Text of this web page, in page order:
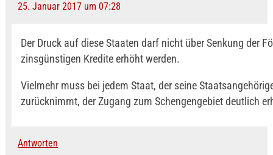
25. Januar 2017 um 07:28
Der Druck auf diese Staaten darf nicht über Senkung der
zinsgünstigen Kredite erhöht werden.
Vielmehr muss bei jedem Staat, der seine
zurücknimmt, der Zugang zum Schengengebiet deutlich
Antworten